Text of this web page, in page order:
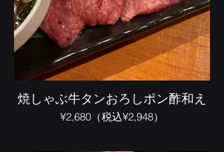
焼しゃぶ牛タンおろしポン酢和え
¥2,680（税込¥2,948）